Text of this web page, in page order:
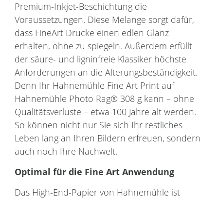
Premium-Inkjet-Beschichtung die
Voraussetzungen. Diese Melange sorgt dafür,
dass FineArt Drucke einen edlen Glanz
erhalten, ohne zu spiegeln. Außerdem erfüllt
der säure- und ligninfreie Klassiker höchste
Anforderungen an die Alterungsbeständigkeit.
Denn Ihr Hahnemühle Fine Art Print auf
Hahnemühle Photo Rag® 308 g kann – ohne
Qualitätsverluste – etwa 100 Jahre alt werden.
So können nicht nur Sie sich Ihr restliches
Leben lang an Ihren Bildern erfreuen, sondern
auch noch Ihre Nachwelt.
Optimal für die Fine Art Anwendung
Das High-End-Papier von Hahnemühle ist